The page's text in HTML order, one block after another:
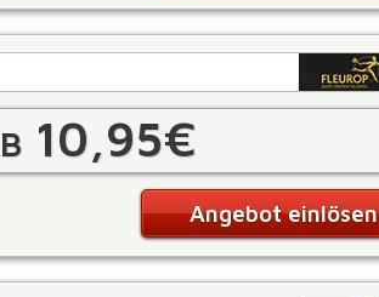
10,95€
Angebot einlösen